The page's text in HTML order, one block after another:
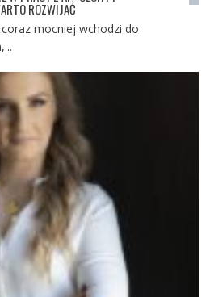
ROZWIJAĆ
mocniej wchodzi do